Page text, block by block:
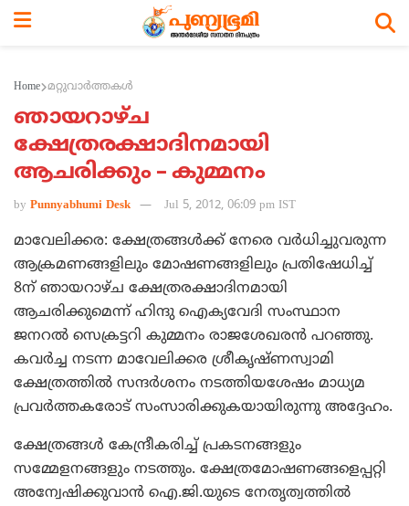
Home മറ്റുവാര്‍ത്തകള്‍
ഞായറാഴ്ച
ക്ഷേത്രരക്ഷാദിനമായി
ആചരിക്കും – കുമ്മനം
by Punnyabhumi Desk Jul 5, 2012, 06:09 pm IST
മാവേലിക്കര: ക്ഷേത്രങ്ങള്‍ക്ക് നേരെ വര്‍ധിച്ചുവരുന്ന
ആക്രമണങ്ങളിലും മോഷണങ്ങളിലും പ്രതിഷേധിച്ച്
8ന് ഞായറാഴ്ച ക്ഷേത്രരക്ഷാദിനമായി
ആചരിക്കുമെന്ന് ഹിന്ദു ഐക്യവേദി സംസ്ഥാന
ജനറല്‍ സെക്രട്ടറി കുമ്മനം രാജശേഖരന്‍ പറഞ്ഞു.
കവര്‍ച്ച നടന്ന മാവേലിക്കര ശ്രീകൃഷ്ണസ്വാമി
ക്ഷേത്രത്തില്‍ സന്ദര്‍ശനം നടത്തിയശേഷം മാധ്യമ
പ്രവര്‍ത്തകരോട് സംസാരിക്കുകയായിരുന്നു അദ്ദേഹം.
ക്ഷേത്രങ്ങള്‍ കേന്ദ്രീകരിച്ച് പ്രകടനങ്ങളും
സമ്മേളനങ്ങളും നടത്തും. ക്ഷേത്രമോഷണങ്ങളെപ്പറ്റി
അന്വേഷിക്കുവാന്‍ ഐ.ജി.യുടെ നേതൃത്വത്തില്‍